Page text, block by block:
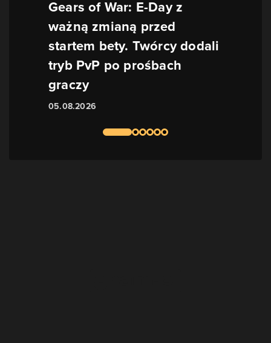
Gears of War: E-Day z
ważną zmianą przed
startem bety. Twórcy dodali
tryb PvP po prośbach
graczy
05.08.2026